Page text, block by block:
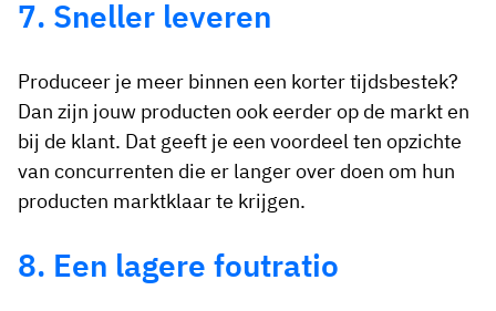
7. Sneller leveren
Produceer je meer binnen een korter tijdsbestek?
Dan zijn jouw producten ook eerder op de markt en
bij de klant. Dat geeft je een voordeel ten opzichte
van concurrenten die er langer over doen om hun
producten marktklaar te krijgen.
8. Een lagere foutratio